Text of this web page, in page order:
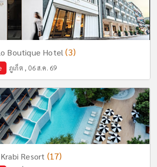
Boutique Hotel(3)
ภูเก็ต , 06 ส.ค. 69
Resort (17)